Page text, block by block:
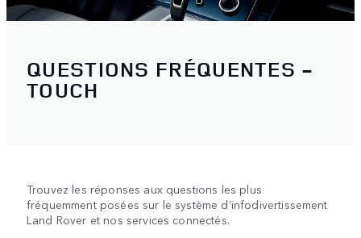
QUESTIONS FRÉQUENTES -
TOUCH
Trouvez les réponses aux questions les plus
fréquemment posées sur le système d’infodivertissement
Land Rover et nos services connectés.